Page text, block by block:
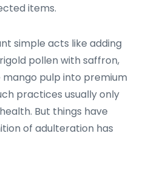
items.
simple acts like adding
pollen with saffron,
pulp into premium
practices usually only
But things have
of adulteration has